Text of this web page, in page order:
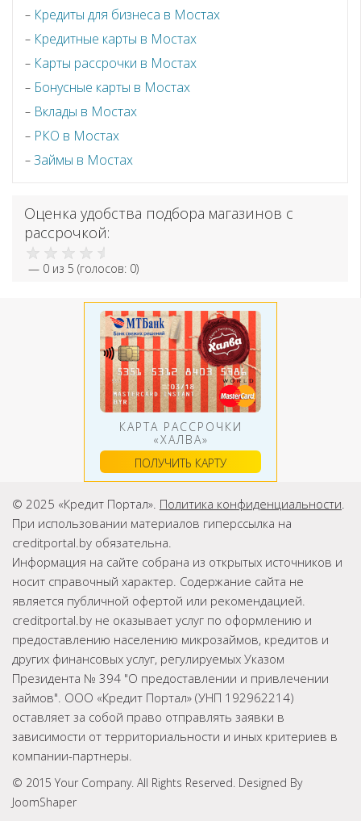
Кредиты для бизнеса в Мостах
Кредитные карты в Мостах
Карты рассрочки в Мостах
Бонусные карты в Мостах
Вклады в Мостах
РКО в Мостах
Займы в Мостах
Оценка удобства подбора магазинов с
рассрочкой:
— 0 из 5 (голосов: 0)
КАРТА РАССРОЧКИ
«ХАЛВА»
ПОЛУЧИТЬ КАРТУ
© 2025 «Кредит Портал». Политика конфиденциальности.
При использовании материалов гиперссылка на
creditportal.by обязательна.
Информация на сайте собрана из открытых источников и
носит справочный характер. Содержание сайта не
является публичной офертой или рекомендацией.
creditportal.by не оказывает услуг по оформлению и
предоставлению населению микрозаймов, кредитов и
других финансовых услуг, регулируемых Указом
Президента № 394 "О предоставлении и привлечении
займов". ООО «Кредит Портал» (УНП 192962214)
оставляет за собой право отправлять заявки в
зависимости от территориальности и иных критериев в
компании-партнеры.
© 2015 Your Company. All Rights Reserved. Designed By
JoomShaper